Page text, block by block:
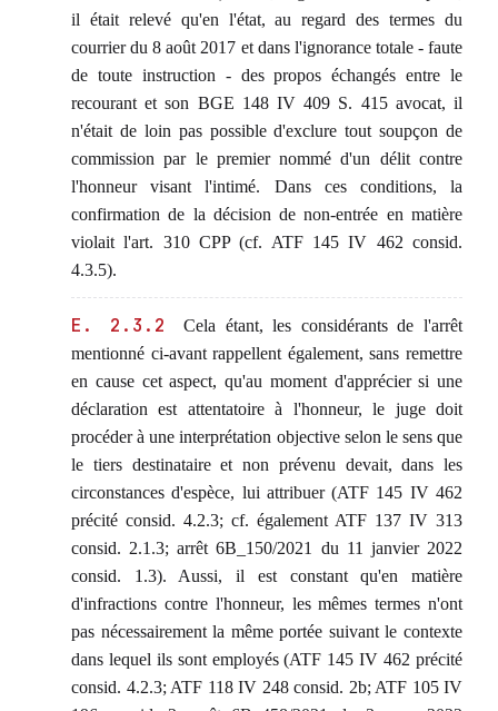
il était relevé qu'en l'état, au regard des termes du
courrier du 8 août 2017 et dans l'ignorance totale - faute
de toute instruction - des propos échangés entre le
recourant et son BGE 148 IV 409 S. 415 avocat, il
n'était de loin pas possible d'exclure tout soupçon de
commission par le premier nommé d'un délit contre
l'honneur visant l'intimé. Dans ces conditions, la
confirmation de la décision de non-entrée en matière
violait l'art. 310 CPP (cf. ATF 145 IV 462 consid.
4.3.5).
E. 2.3.2
Cela étant, les considérants de l'arrêt
mentionné ci-avant rappellent également, sans remettre
en cause cet aspect, qu'au moment d'apprécier si une
déclaration est attentatoire à l'honneur, le juge doit
procéder à une interprétation objective selon le sens que
le tiers destinataire et non prévenu devait, dans les
circonstances d'espèce, lui attribuer (ATF 145 IV 462
précité consid. 4.2.3; cf. également ATF 137 IV 313
consid. 2.1.3; arrêt 6B_150/2021 du 11 janvier 2022
consid. 1.3). Aussi, il est constant qu'en matière
d'infractions contre l'honneur, les mêmes termes n'ont
pas nécessairement la même portée suivant le contexte
dans lequel ils sont employés (ATF 145 IV 462 précité
consid. 4.2.3; ATF 118 IV 248 consid. 2b; ATF 105 IV